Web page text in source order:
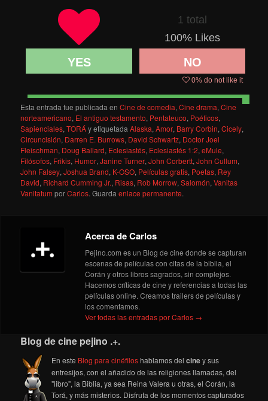
1 total
100% Likes
YES NO
0% do not like it
Esta entrada fue publicada enCine de comedia,Cine drama,Cine
norteamericano, El antiguo testamento, Pentateuco, Poéticos,
Sapienciales,TORÁy etiquetadaAlaska,Amor, Barry Corbin,Cicely,
Circuncisión, Darren E. Burrows, David Schwartz, Doctor Joel
Fleischman, Doug Ballard, Eclesiastés, Eclesiastés 1:2,eMule,
Filósofos, Frikis, Humor,Janine Turner,John Corbertt,John Cullum,
John Falsey,Joshua Brand, K-OSO, Películas gratis, Poetas, Rey
David, Richard Cumming Jr., Risas, Rob Morrow,Salomón,Vanitas
Vanitatum porCarlos. Guardaenlace permanente.
Acerca de Carlos
Pejino.com es un Blog de cine donde se capturan
escenas de películas con citas de la biblia, el
Corán y otros libros sagrados, sin complejos.
Hacemos críticas de cine y referencias a todas las
películas online. Creamos trailers de películas y
los comentamos.
Ver todas las entradas por Carlos →
Blog de cine pejino .+.
En este Blog para cinéfiloshablamos delciney sus
entresijos, con el añadido de las religiones llamadas, del
"libro", la Biblia, ya sea Reina Valera u otras, el Corán, la
Torá, y más misterios. Disfruta de los momentos capturados